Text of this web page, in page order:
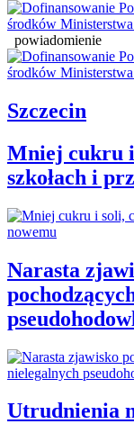
powiadomienie
Szczecin
Mniej cukru
szkołach i
Narasta
Utrudnienia